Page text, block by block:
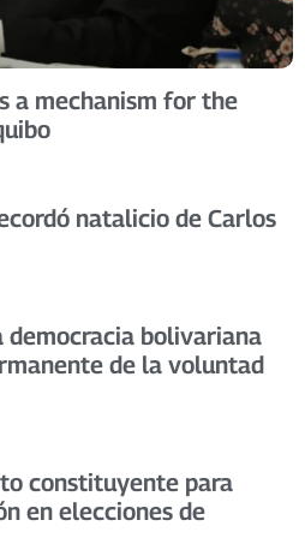
a mechanism for the
natalicio de Carlos
democracia bolivariana
de la voluntad
constituyente para
en elecciones de